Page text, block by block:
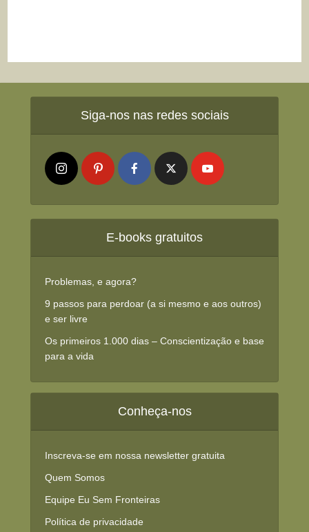
Siga-nos nas redes sociais
E-books gratuitos
Problemas, e agora?
9 passos para perdoar (a si mesmo e aos outros)
e ser livre
Os primeiros 1.000 dias – Conscientização e base
para a vida
Conheça-nos
Inscreva-se em nossa newsletter gratuita
Quem Somos
Equipe Eu Sem Fronteiras
Política de privacidade